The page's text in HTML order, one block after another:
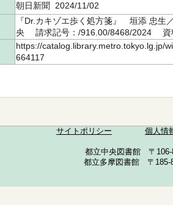
朝日新聞 2024/11/02
『Dr.カキゾエ歩く処方箋』 垣添 忠
央 請求記号：/916.00/8468/2024 資
https://catalog.library.metro.tokyo.lg.jp/
664117
サイトポリシー 個人情
都立中央図書館 〒
都立多摩図書館 〒185-